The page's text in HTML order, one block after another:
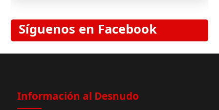
Síguenos en Facebook
Información al Desnudo